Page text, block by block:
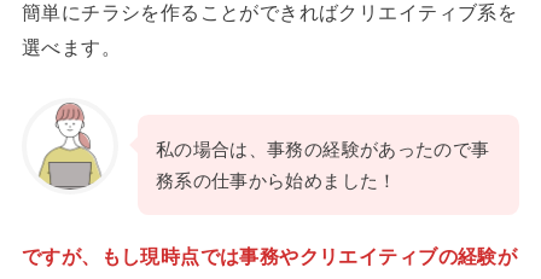
簡単にチラシを作ることができればクリエイティブ系を
選べます。
私の場合は、事務の経験があったので事
務系の仕事から始めました！
ですが、もし現時点では事務やクリエイティブの経験が